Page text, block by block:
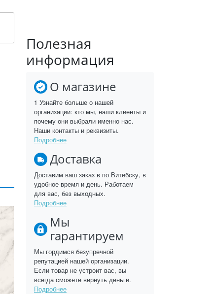
Полезная
информация
О магазине
1 Узнайте больше о нашей
организации: кто мы, наши клиенты и
почему они выбрали именно нас.
Наши контакты и реквизиты.
Подробнее
Доставка
Доставим ваш заказ в по Витебску, в
удобное время и день. Работаем
для вас, без выходных.
Подробнее
Мы
гарантируем
Мы гордимся безупречной
репутацией нашей организации.
Если товар не устроит вас, вы
всегда сможете вернуть деньги.
Подробнее